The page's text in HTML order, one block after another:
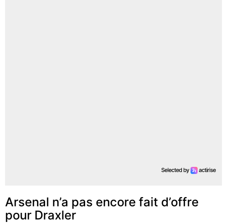
Arsenal n’a pas encore fait d’offre
pour Draxler